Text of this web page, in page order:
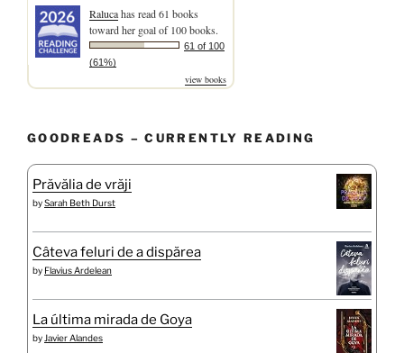
Ralucahas read 61 books
toward her goal of 100 books.
61 of 100
(61%)
view books
GOODREADS – CURRENTLY READING
Prăvălia de vrăji
bySarah Beth Durst
Câteva feluri de a dispărea
by Flavius Ardelean
La última mirada de Goya
by Javier Alandes